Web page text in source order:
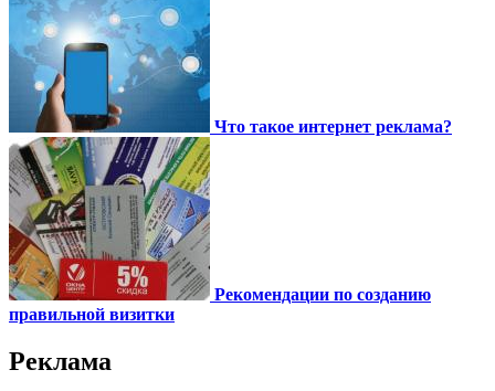
Что такое интернет реклама?
Рекомендации по созданию
правильной визитки
Реклама